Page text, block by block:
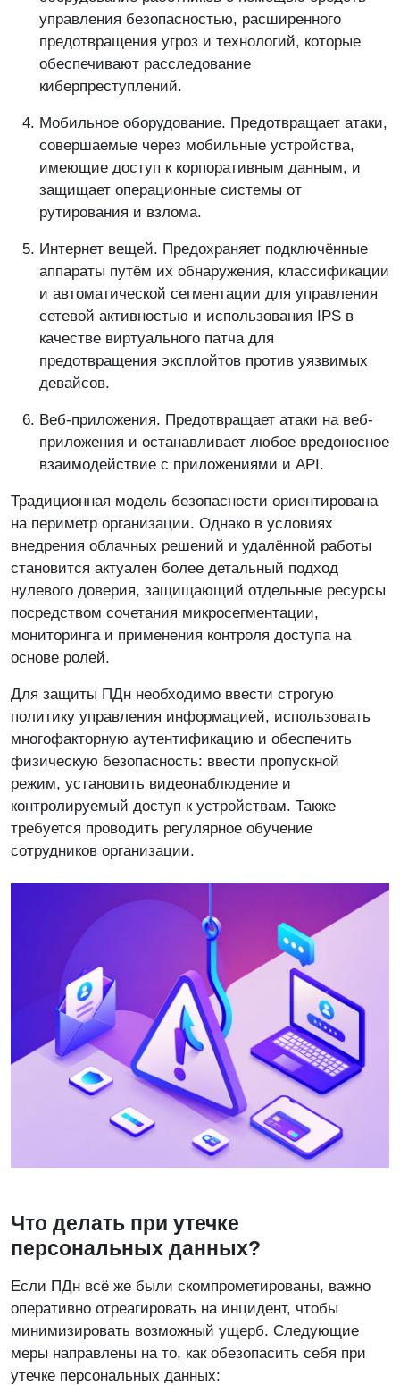
управления безопасностью, расширенного
предотвращения угроз и технологий, которые
обеспечивают расследование
киберпреступлений.
Мобильное оборудование. Предотвращает атаки,
совершаемые через мобильные устройства,
имеющие доступ к корпоративным данным, и
защищает операционные системы от
рутирования и взлома.
Интернет вещей. Предохраняет подключённые
аппараты путём их обнаружения, классификации
и автоматической сегментации для управления
сетевой активностью и использования IPS в
качестве виртуального патча для
предотвращения эксплойтов против уязвимых
девайсов.
Веб-приложения. Предотвращает атаки на веб-
приложения и останавливает любое вредоносное
взаимодействие с приложениями и API.
Традиционная модель безопасности ориентирована
на периметр организации. Однако в условиях
внедрения облачных решений и удалённой работы
становится актуален более детальный подход
нулевого доверия, защищающий отдельные ресурсы
посредством сочетания микросегментации,
мониторинга и применения контроля доступа на
основе ролей.
Для защиты ПДн необходимо ввести строгую
политику управления информацией, использовать
многофакторную аутентификацию и обеспечить
физическую безопасность: ввести пропускной
режим, установить видеонаблюдение и
контролируемый доступ к устройствам. Также
требуется проводить регулярное обучение
сотрудников организации.
Что делать при утечке
персональных данных?
Если ПДн всё же были скомпрометированы, важно
оперативно отреагировать на инцидент, чтобы
минимизировать возможный ущерб. Следующие
меры направлены на то, как обезопасить себя при
утечке персональных данных: